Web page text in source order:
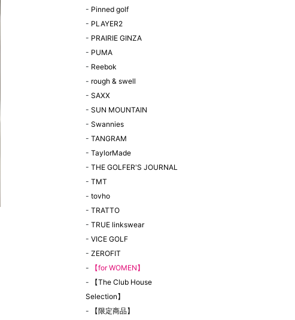
- Pinned golf
- PLAYER2
- PRAIRIE GINZA
- PUMA
- Reebok
- rough & swell
- SAXX
- SUN MOUNTAIN
- Swannies
- TANGRAM
- TaylorMade
- THE GOLFER'S JOURNAL
- TMT
- tovho
- TRATTO
- TRUE linkswear
- VICE GOLF
- ZEROFIT
-
【for WOMEN】
-
【The Club House
Selection】
-
【限定商品】